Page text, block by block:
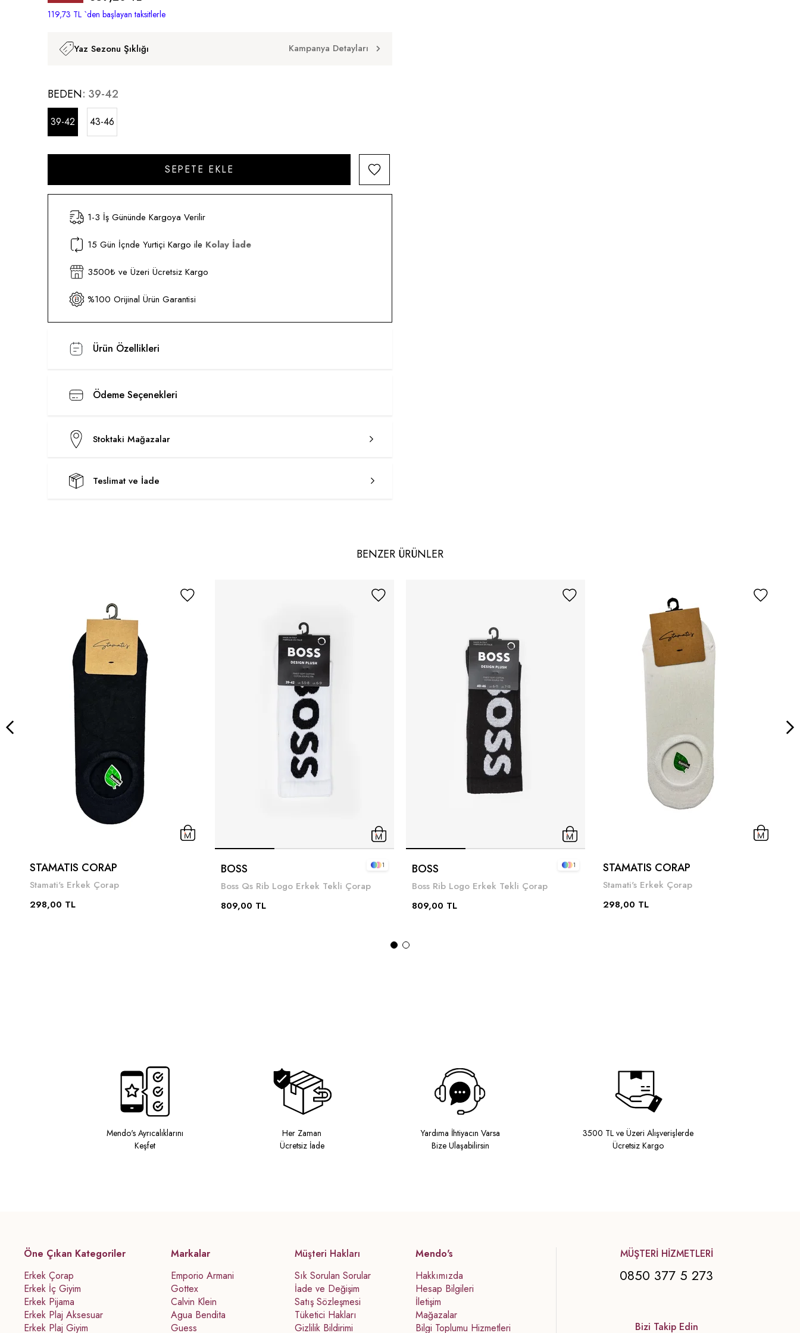
İndirim
119,73 TL `den başlayan taksitlerle
Yaz Sezonu Şıklığı Kampanya Detayları
BEDEN 39-42
39-42 43-46
1-3 İş Gününde Kargoya Verilir
15 Gün İçnde Yurtiçi Kargo ile Kolay İade
3500₺ ve Üzeri Ücretsiz Kargo
%100 Orijinal Ürün Garantisi
Ürün Özellikleri
Ödeme Seçenekleri
Stoktaki Mağazalar
Teslimat ve İade
BENZER ÜRÜNLER
STAMATIS CORAP
Stamati's Erkek Çorap
298,00 TL
BOSS
Boss Qs Rib Logo Erkek Tekli Çorap
809,00 TL
1 BOSS
Boss Rib Logo Erkek Tekli Çorap
809,00 TL
1 STAMATIS CORAP
Stamati's Erkek Çorap
298,00 TL
Mendo's Ayrıcalıklarını
Keşfet
Her Zaman
Ücretsiz İade
Yardıma İhtiyacın Varsa
Bize Ulaşabilirsin
3500 TL ve Üzeri Alışverişlerde
Ücretsiz Kargo
Öne Çıkan Kategoriler
Erkek Çorap
Erkek İç Giyim
Erkek Pijama
Erkek Plaj Aksesuar
Erkek Plaj Giyim
Markalar
Emporio Armani
Gottex
Calvin Klein
Agua Bendita
Guess
Müşteri Hakları
Sık Sorulan Sorular
İade ve Değişim
Satış Sözleşmesi
Tüketici Hakları
Gizlilik Bildirimi
Mendo's
Hakkımızda
Hesap Bilgileri
İletişim
Mağazalar
Bilgi Toplumu Hizmetleri
MÜŞTERİ HİZMETLERİ
0850 377 5 273
Bizi Takip Edin